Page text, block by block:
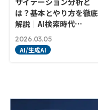
は？基本とやり方を徹底
解説｜AI検索時代…
2026.03.05
AI/生成AI